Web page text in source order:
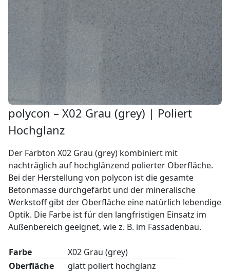
polycon – X02 Grau (grey) | Poliert
Hochglanz
Der Farbton X02 Grau (grey) kombiniert mit
nachträglich auf hochglänzend polierter Oberfläche.
Bei der Herstellung von polycon ist die gesamte
Betonmasse durchgefärbt und der mineralische
Werkstoff gibt der Oberfläche eine natürlich lebendige
Optik. Die Farbe ist für den langfristigen Einsatz im
Außenbereich geeignet, wie z. B. im Fassadenbau.
Farbe
X02 Grau (grey)
Oberfläche
glatt poliert hochglanz